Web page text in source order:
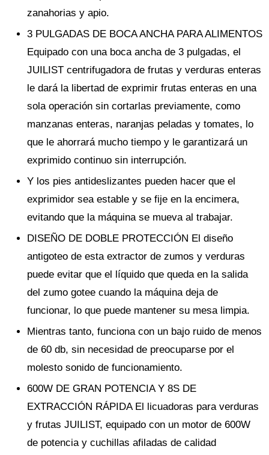
zanahorias y apio.
3 PULGADAS DE BOCA ANCHA PARA ALIMENTOS
Equipado con una boca ancha de 3 pulgadas, el
JUILIST centrifugadora de frutas y verduras enteras
le dará la libertad de exprimir frutas enteras en una
sola operación sin cortarlas previamente, como
manzanas enteras, naranjas peladas y tomates, lo
que le ahorrará mucho tiempo y le garantizará un
exprimido continuo sin interrupción.
Y los pies antideslizantes pueden hacer que el
exprimidor sea estable y se fije en la encimera,
evitando que la máquina se mueva al trabajar.
DISEÑO DE DOBLE PROTECCIÓN El diseño
antigoteo de esta extractor de zumos y verduras
puede evitar que el líquido que queda en la salida
del zumo gotee cuando la máquina deja de
funcionar, lo que puede mantener su mesa limpia.
Mientras tanto, funciona con un bajo ruido de menos
de 60 db, sin necesidad de preocuparse por el
molesto sonido de funcionamiento.
600W DE GRAN POTENCIA Y 8S DE
EXTRACCIÓN RÁPIDA El licuadoras para verduras
y frutas JUILIST, equipado con un motor de 600W
de potencia y cuchillas afiladas de calidad